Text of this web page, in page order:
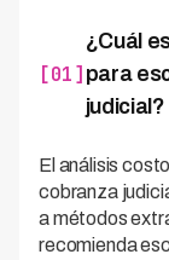
[01]
¿Cuál
para
judicial?
El análisis
cobranza
a métodos
recomienda